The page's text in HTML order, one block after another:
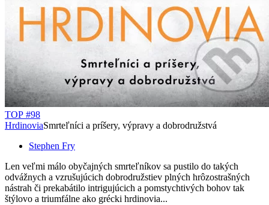
TOP #98
HrdinoviaSmrteľníci a príšery, výpravy a dobrodružstvá
Stephen Fry
Len veľmi málo obyčajných smrteľníkov sa pustilo do takých
odvážnych a vzrušujúcich dobrodružstiev plných hrôzostrašných
nástrah či prekabátilo intrigujúcich a pomstychtivých bohov tak
štýlovo a triumfálne ako grécki hrdinovia...